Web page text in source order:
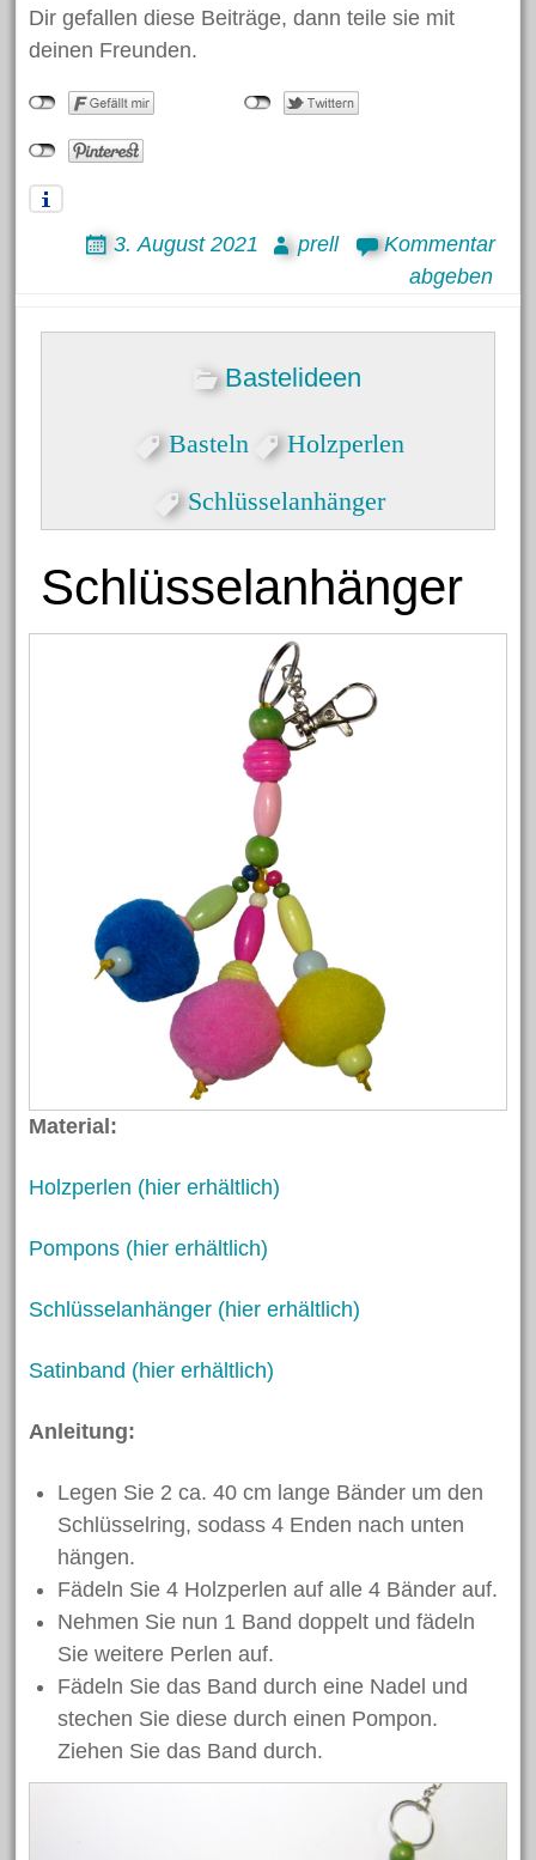
Dir gefallen diese Beiträge, dann teile sie mit
deinen Freunden.
3. August 2021 prell
Kommentar
abgeben
Bastelideen
Basteln Holzperlen
Schlüsselanhänger
Schlüsselanhänger
Material:
Holzperlen (hier erhältlich)
Pompons (hier erhältlich)
Schlüsselanhänger (hier erhältlich)
Satinband (hier erhältlich)
Anleitung:
Legen Sie 2 ca. 40 cm lange Bänder um den
Schlüsselring, sodass 4 Enden nach unten
hängen.
Fädeln Sie 4 Holzperlen auf alle 4 Bänder auf.
Nehmen Sie nun 1 Band doppelt und fädeln
Sie weitere Perlen auf.
Fädeln Sie das Band durch eine Nadel und
stechen Sie diese durch einen Pompon.
Ziehen Sie das Band durch.